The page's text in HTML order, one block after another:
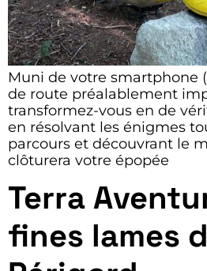
Muni de votre smartphone
de route préalablement
transformez-vous en de
en résolvant les énigmes
parcours et découvrant le
clôturera votre épopée
Terra
fines lames